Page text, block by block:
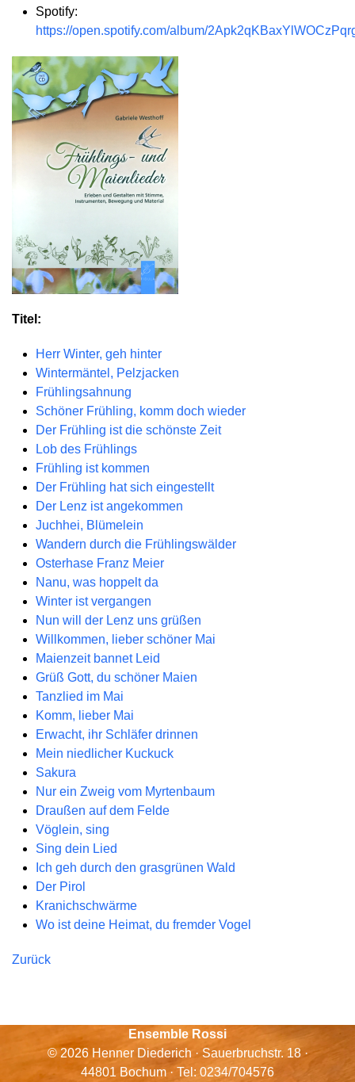
Spotify:
https://open.spotify.com/album/
Titel:
Herr Winter, geh hinter
Wintermäntel, Pelzjacken
Frühlingsahnung
Schöner Frühling, komm doch wieder
Der Frühling ist die schönste Zeit
Lob des Frühlings
Frühling ist kommen
Der Frühling hat sich eingestellt
Der Lenz ist angekommen
Juchhei, Blümelein
Wandern durch die Frühlingswälder
Osterhase Franz Meier
Nanu, was hoppelt da
Winter ist vergangen
Nun will der Lenz uns grüßen
Willkommen, lieber schöner Mai
Maienzeit bannet Leid
Grüß Gott, du schöner Maien
Tanzlied im Mai
Komm, lieber Mai
Erwacht, ihr Schläfer drinnen
Mein niedlicher Kuckuck
Sakura
Nur ein Zweig vom Myrtenbaum
Draußen auf dem Felde
Vöglein, sing
Sing dein Lied
Ich geh durch den grasgrünen Wald
Der Pirol
Kranichschwärme
Wo ist deine Heimat, du fremder Vogel
Zurück
Ensemble Rossi
© 2026 Henner Diederich · Sauerbruchstr. 18 ·
44801 Bochum · Tel: 0234/704576